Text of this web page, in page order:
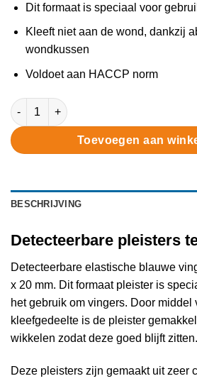
Dit formaat is speciaal voor
Kleeft niet aan de wond, dankzij
wondkussen
Voldoet aan HACCP norm
Detecteerbare pleisters textiel 12 x 2
Toevoegen aan
BESCHRIJVING
Detecteerbare pleisters
Detecteerbare elastische blauwe
x 20 mm. Dit formaat pleister is
het gebruik om vingers. Door middel
kleefgedeelte is de pleister
wikkelen zodat deze goed blijft zitten.
Deze pleisters zijn gemaakt uit zeer